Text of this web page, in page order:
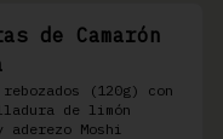
de Camarón
rebozados (120g) con
de limón
Moshi